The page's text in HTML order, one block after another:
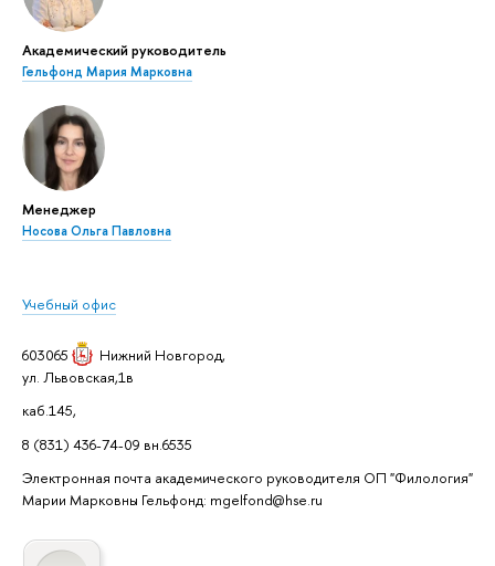
Академический руководитель
Гельфонд Мария Марковна
Менеджер
Носова Ольга Павловна
Учебный офис
603065 Нижний Новгород,
ул. Львовская,1в
каб.145,
8 (831) 436-74-09 вн.6535
Электронная почта академического руководителя ОП "Филология"
Марии Марковны Гельфонд: mgelfond@hse.ru